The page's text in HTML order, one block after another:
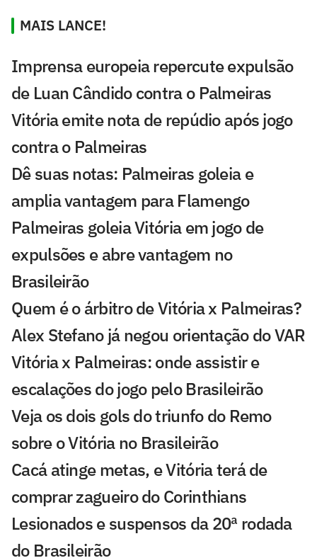
MAIS LANCE!
Imprensa europeia repercute expulsão
de Luan Cândido contra o Palmeiras
Vitória emite nota de repúdio após jogo
contra o Palmeiras
Dê suas notas: Palmeiras goleia e
amplia vantagem para Flamengo
Palmeiras goleia Vitória em jogo de
expulsões e abre vantagem no
Brasileirão
Quem é o árbitro de Vitória x Palmeiras?
Alex Stefano já negou orientação do VAR
Vitória x Palmeiras: onde assistir e
escalações do jogo pelo Brasileirão
Veja os dois gols do triunfo do Remo
sobre o Vitória no Brasileirão
Cacá atinge metas, e Vitória terá de
comprar zagueiro do Corinthians
Lesionados e suspensos da 20ª rodada
do Brasileirão